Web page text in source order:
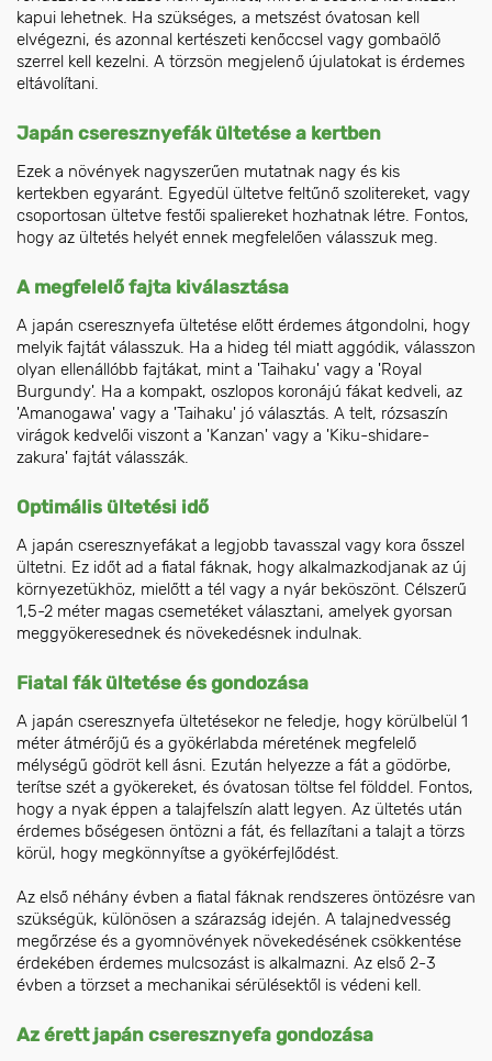
kapui lehetnek. Ha szükséges, a metszést óvatosan kell
elvégezni, és azonnal kertészeti kenőccsel vagy gombaölő
szerrel kell kezelni. A törzsön megjelenő újulatokat is érdemes
eltávolítani.
Japán cseresznyefák ültetése a kertben
Ezek a növények nagyszerűen mutatnak nagy és kis
kertekben egyaránt. Egyedül ültetve feltűnő szolitereket, vagy
csoportosan ültetve festői spaliereket hozhatnak létre. Fontos,
hogy az ültetés helyét ennek megfelelően válasszuk meg.
A megfelelő fajta kiválasztása
A japán cseresznyefa ültetése előtt érdemes átgondolni, hogy
melyik fajtát válasszuk. Ha a hideg tél miatt aggódik, válasszon
olyan ellenállóbb fajtákat, mint a 'Taihaku' vagy a 'Royal
Burgundy'. Ha a kompakt, oszlopos koronájú fákat kedveli, az
'Amanogawa' vagy a 'Taihaku' jó választás. A telt, rózsaszín
virágok kedvelői viszont a 'Kanzan' vagy a 'Kiku-shidare-
zakura' fajtát válasszák.
Optimális ültetési idő
A japán cseresznyefákat a legjobb tavasszal vagy kora ősszel
ültetni. Ez időt ad a fiatal fáknak, hogy alkalmazkodjanak az új
környezetükhöz, mielőtt a tél vagy a nyár beköszönt. Célszerű
1,5-2 méter magas csemetéket választani, amelyek gyorsan
meggyökeresednek és növekedésnek indulnak.
Fiatal fák ültetése és gondozása
A japán cseresznyefa ültetésekor ne feledje, hogy körülbelül 1
méter átmérőjű és a gyökérlabda méretének megfelelő
mélységű gödröt kell ásni. Ezután helyezze a fát a gödörbe,
terítse szét a gyökereket, és óvatosan töltse fel földdel. Fontos,
hogy a nyak éppen a talajfelszín alatt legyen. Az ültetés után
érdemes bőségesen öntözni a fát, és fellazítani a talajt a törzs
körül, hogy megkönnyítse a gyökérfejlődést.
Az első néhány évben a fiatal fáknak rendszeres öntözésre van
szükségük, különösen a szárazság idején. A talajnedvesség
megőrzése és a gyomnövények növekedésének csökkentése
érdekében érdemes mulcsozást is alkalmazni. Az első 2-3
évben a törzset a mechanikai sérülésektől is védeni kell.
Az érett japán cseresznyefa gondozása